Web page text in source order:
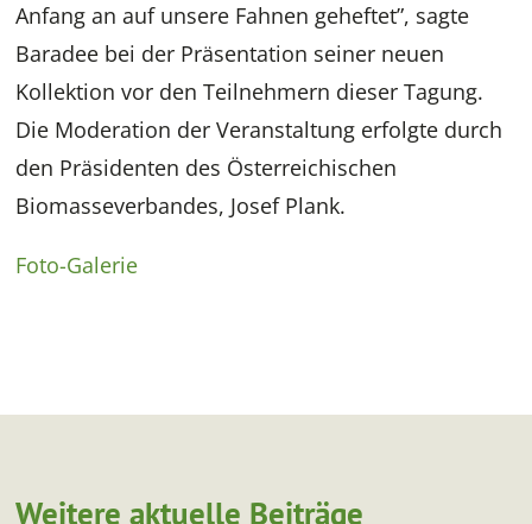
Anfang an auf unsere Fahnen geheftet”, sagte
Baradee bei der Präsentation seiner neuen
Kollektion vor den Teilnehmern dieser Tagung.
Die Moderation der Veranstaltung erfolgte durch
den Präsidenten des Österreichischen
Biomasseverbandes, Josef Plank.
Foto-Galerie
Weitere aktuelle Beiträge